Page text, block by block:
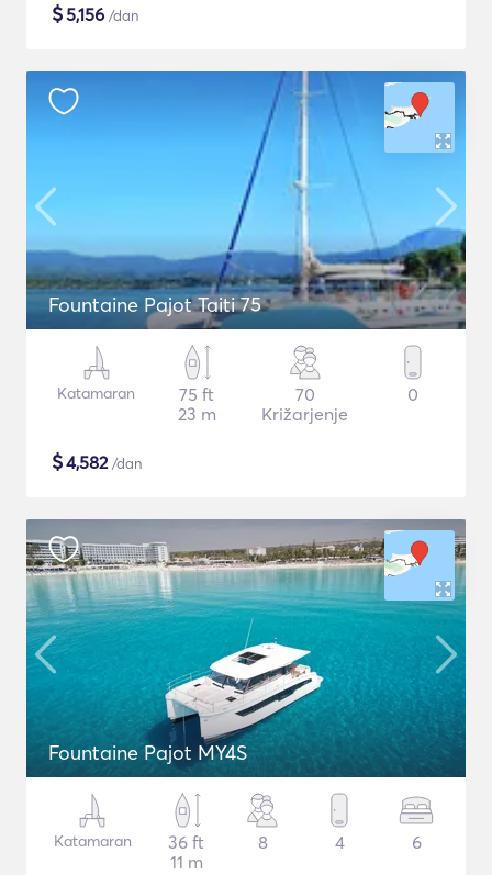
$5,156 /dan
Fountaine Pajot Taiti 75
Katamaran
75 ft
23 m
70
Križarjenje
0
$4,582/dan
Fountaine Pajot MY4S
Katamaran
36 ft
11 m
8 4 6